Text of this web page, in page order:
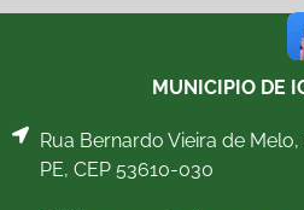
MUNICIPIO DE
Rua Bernardo Vieira de
PE, CEP 53610-030